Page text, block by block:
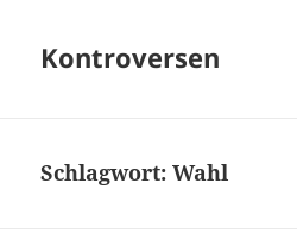
Kontroversen
Schlagwort:Wahl